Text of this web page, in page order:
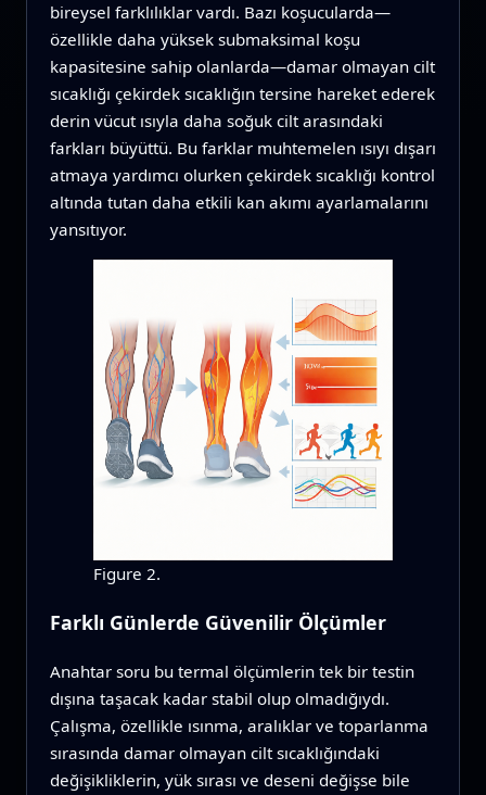
bireysel farklılıklar vardı. Bazı koşucularda—
özellikle daha yüksek submaksimal koşu
kapasitesine sahip olanlarda—damar olmayan cilt
sıcaklığı çekirdek sıcaklığın tersine hareket ederek
derin vücut ısıyla daha soğuk cilt arasındaki
farkları büyüttü. Bu farklar muhtemelen ısıyı dışarı
atmaya yardımcı olurken çekirdek sıcaklığı kontrol
altında tutan daha etkili kan akımı ayarlamalarını
yansıtıyor.
Figure 2.
Farklı Günlerde Güvenilir Ölçümler
Anahtar soru bu termal ölçümlerin tek bir testin
dışına taşacak kadar stabil olup olmadığıydı.
Çalışma, özellikle ısınma, aralıklar ve toparlanma
sırasında damar olmayan cilt sıcaklığındaki
değişikliklerin, yük sırası ve deseni değişse bile